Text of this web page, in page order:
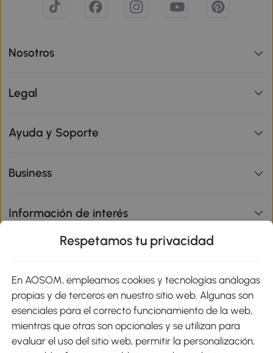
Nosotros
Legal
Ayuda y Soporte
Business
Información de interés
Métodos de Pago
Respetamos tu privacidad
En AOSOM, empleamos cookies y tecnologías análogas
propias y de terceros en nuestro sitio web. Algunas son
esenciales para el correcto funcionamiento de la web,
mientras que otras son opcionales y se utilizan para
evaluar el uso del sitio web, permitir la personalización,